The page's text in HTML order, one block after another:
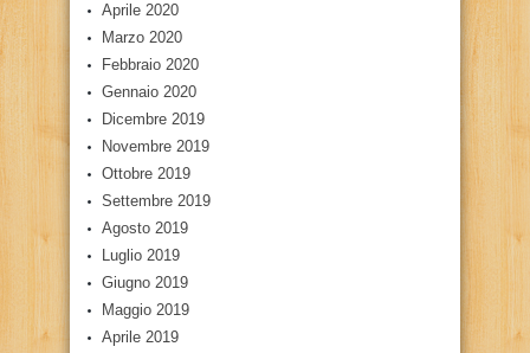
Aprile 2020
Marzo 2020
Febbraio 2020
Gennaio 2020
Dicembre 2019
Novembre 2019
Ottobre 2019
Settembre 2019
Agosto 2019
Luglio 2019
Giugno 2019
Maggio 2019
Aprile 2019